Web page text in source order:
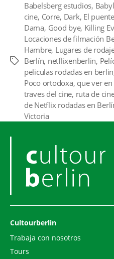
Etiquetas
Babelsberg estudios,
cine, Corre, Dark, El
Dama, Good bye, Killing
Locaciones de filmación
Hambre, Lugares de
Berlín, netflixenberlin,
peliculas rodadas en berlin
Poco ortodoxa, que ver
traves del cine, ruta de
de Netflix rodadas en
Victoria
Cultourberlin
Trabaja con nosotros
Tours